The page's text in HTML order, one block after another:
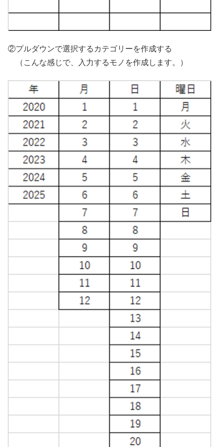
②プルダウンで選択するカテゴリーを作成する
（こんな感じで、入力するモノを作成します。）